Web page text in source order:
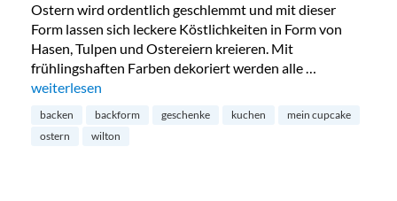
Ostern wird ordentlich geschlemmt und mit dieser
Form lassen sich leckere Köstlichkeiten in Form von
Hasen, Tulpen und Ostereiern kreieren. Mit
frühlingshaften Farben dekoriert werden alle …
„Osterzuberhör zum Backen und Dekorieren von Mein
weiterlesen
backen backform geschenke kuchen
mein cupcake
ostern
wilton